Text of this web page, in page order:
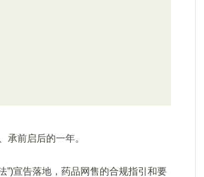
前启后的一年。
宣告落地，药品网售的合规指引和要